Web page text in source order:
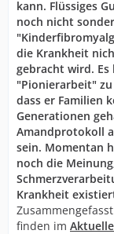
kann. Flüssiges
noch nicht
die Krankheit
gebracht wird.
"Pionierarbeit"
dass er Familien
Generationen
Amandprotokoll
sein. Momentan
noch die
Krankheit
finden im